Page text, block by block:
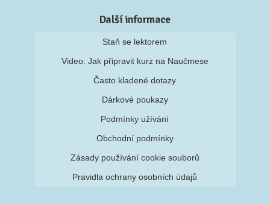
Další informace
Staň se lektorem
Video: Jak připravit kurz na Naučmese
Často kladené dotazy
Dárkové poukazy
Podmínky užívání
Obchodní podmínky
Zásady používání cookie souborů
Pravidla ochrany osobních údajů